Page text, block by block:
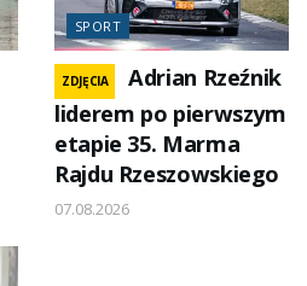
SPORT
ZDJĘCIA
Adrian Rzeźnik
liderem po pierwszym
etapie 35. Marma
Rajdu Rzeszowskiego
07.08.2026